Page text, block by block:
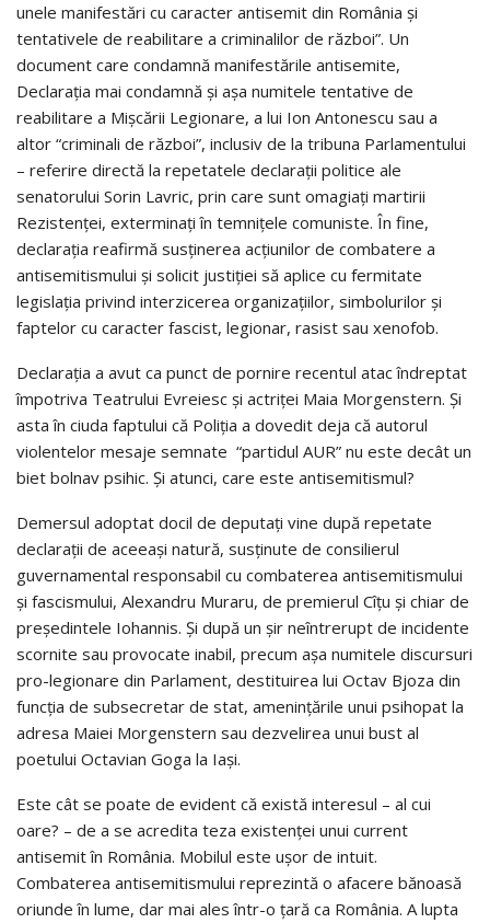
unele manifestări cu caracter antisemit din România și
tentativele de reabilitare a criminalilor de război”. Un
document care condamnă manifestările antisemite,
Declarația mai condamnă și așa numitele tentative de
reabilitare a Mișcării Legionare, a lui Ion Antonescu sau a
altor “criminali de război”, inclusiv de la tribuna Parlamentului
– referire directă la repetatele declarații politice ale
senatorului Sorin Lavric, prin care sunt omagiați martirii
Rezistenței, exterminați în temnițele comuniste. În fine,
declarația reafirmă susținerea acțiunilor de combatere a
antisemitismului și solicit justiției să aplice cu fermitate
legislația privind interzicerea organizațiilor, simbolurilor și
faptelor cu caracter fascist, legionar, rasist sau xenofob.
Declarația a avut ca punct de pornire recentul atac îndreptat
împotriva Teatrului Evreiesc și actriței Maia Morgenstern. Și
asta în ciuda faptului că Poliția a dovedit deja că autorul
violentelor mesaje semnate “partidul AUR” nu este decât un
biet bolnav psihic. Și atunci, care este antisemitismul?
Demersul adoptat docil de deputați vine după repetate
declarații de aceeași natură, susținute de consilierul
guvernamental responsabil cu combaterea antisemitismului
și fascismului, Alexandru Muraru, de premierul Cîțu și chiar de
președintele Iohannis. Și după un șir neîntrerupt de incidente
scornite sau provocate inabil, precum așa numitele discursuri
pro-legionare din Parlament, destituirea lui Octav Bjoza din
funcția de subsecretar de stat, amenințările unui psihopat la
adresa Maiei Morgenstern sau dezvelirea unui bust al
poetului Octavian Goga la Iași.
Este cât se poate de evident că există interesul – al cui
oare? – de a se acredita teza existenței unui current
antisemit în România. Mobilul este ușor de intuit.
Combaterea antisemitismului reprezintă o afacere bănoasă
oriunde în lume, dar mai ales într-o țară ca România. A lupta